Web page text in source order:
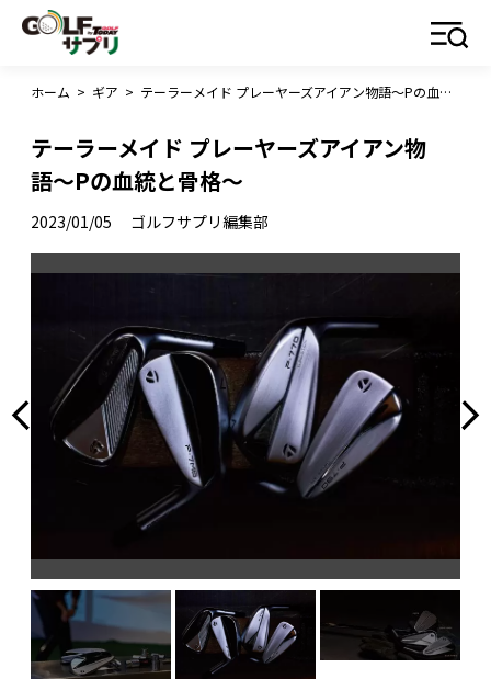
ホーム > ギア > テーラーメイド プレーヤーズアイアン物語〜Pの血統と骨格〜
テーラーメイド プレーヤーズアイアン物
語〜Pの血統と骨格〜
2023/01/05 ゴルフサプリ編集部